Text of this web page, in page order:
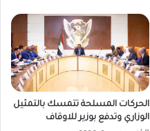
الحركات المسلحة تتمسك بالتمثيل
الوزاري وتدفع بوزير للاوقاف